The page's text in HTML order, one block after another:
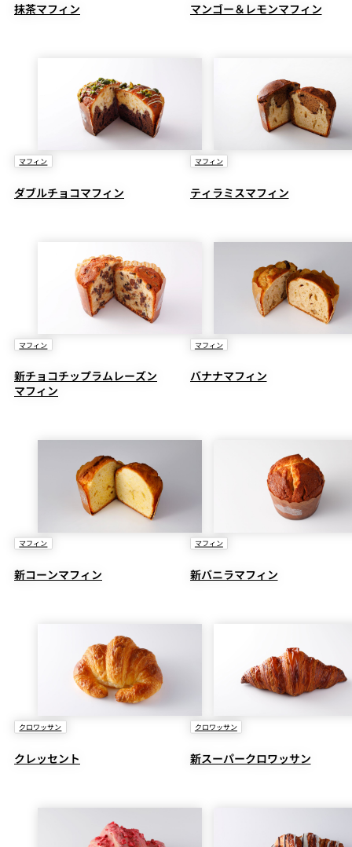
抹茶マフィン マンゴー＆レモンマフィン
マフィン
ダブルチョコマフィン
マフィン
ティラミスマフィン
マフィン
新チョコチップラムレーズン
マフィン
マフィン
バナナマフィン
マフィン
新コーンマフィン
マフィン
新バニラマフィン
クロワッサン
クレッセント
クロワッサン
新スーパークロワッサン